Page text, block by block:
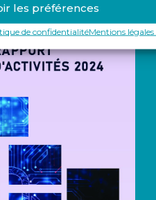
les préférences
de confidentialitéMentions